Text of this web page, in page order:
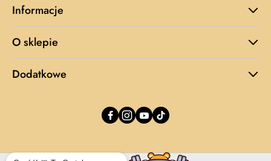
Informacje
O sklepie
Dodatkowe